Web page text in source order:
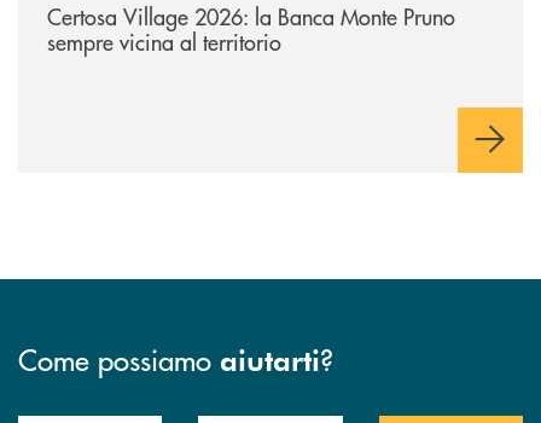
Certosa Village 2026: la Banca Monte Pruno
sempre vicina al territorio
Come possiamo aiutarti?